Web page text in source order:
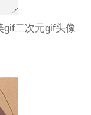
gif二次元gif头像